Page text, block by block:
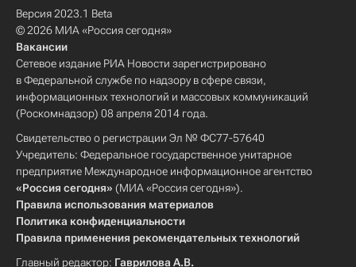
Версия 2023.1 Beta
© 2026 МИА «Россия сегодня»
Вакансии
Сетевое издание РИА Новости зарегистрировано
в Федеральной службе по надзору в сфере связи,
информационных технологий и массовых коммуникаций
(Роскомнадзор) 08 апреля 2014 года.
Свидетельство о регистрации Эл № ФС77-57640
Учредитель: Федеральное государственное унитарное
предприятие Международное информационное агентство
«Россия сегодня» (МИА «Россия сегодня»).
Правила использования материалов
Политика конфиденциальности
Правила применения рекомендательных технологий
Главный редактор: Гаврилова А.В.